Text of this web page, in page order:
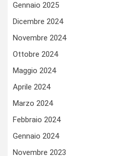
Gennaio 2025
Dicembre 2024
Novembre 2024
Ottobre 2024
Maggio 2024
Aprile 2024
Marzo 2024
Febbraio 2024
Gennaio 2024
Novembre 2023